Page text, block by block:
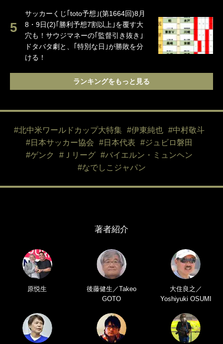
サッカーくじ｢toto予想｣(第1664回)8月
8・9日(2)｢勝利予想7割以上｣を覆す大
穴も！サウジマネーの｢監督引き抜き｣
ドタバタ劇と、｢特別な日｣が勝敗を分
ける！
ランキングをもっと見る
#北中米ワールドカップ大特集 #伊東純也
#中村敬斗
#日本サッカー協会
#日本代表
#ジュビロ磐田
#ゲンク
#Ｊリーグ
#バイエルン・ミュンヘン
#なでしこジャパン
著者紹介
原悦生
後藤健生／Takeo
GOTO
大住良之／
Yoshiyuki OSUMI